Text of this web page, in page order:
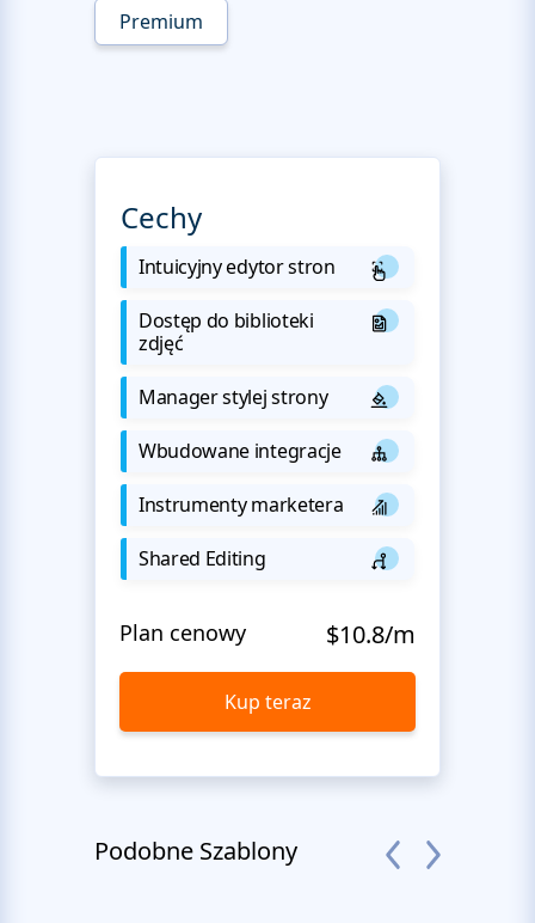
Premium
Cechy
Intuicyjny edytor stron
Dostęp do biblioteki
zdjęć
Manager stylej strony
Wbudowane integracje
Instrumenty marketera
Shared Editing
Plan cenowy $10.8/m
Kup teraz
Podobne Szablony